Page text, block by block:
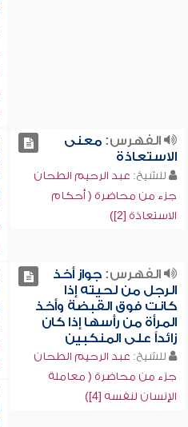
الفهرس:معنى
الاستعاذة
للشيخ: عبد الرحيم الطحان
جزء من محاضرة ( أحكام
الاستعاذة [2])
الفهرس:جواز أخذ
الرجل من لحيته إذا
كانت فوق القبضة وأخذ
المرأة من رأسها إذا كان
زائداً على المنكبين
للشيخ: عبد الرحيم الطحان
جزء من محاضرة ( معاملة
الإنسان لنفسه [4])